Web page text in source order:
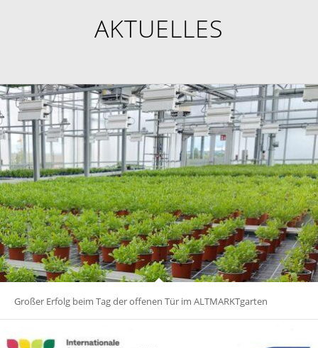
AKTUELLES
Großer Erfolg beim Tag der offenen Tür im ALTMARKTgarten